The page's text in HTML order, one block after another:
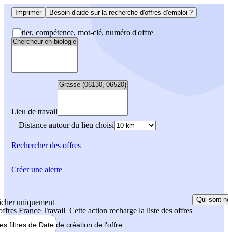
Imprimer Besoin d'aide sur la recherche d'offres d'emploi ?
Métier, compétence, mot-clé, numéro d'offre
Lieu de travail
Distance autour du lieu choisi
Rechercherdes offres
uniquement
France Travail Cette action recharge la liste des offres
Qui sont
filtres de Date de création de l'offre
Créer une alerte